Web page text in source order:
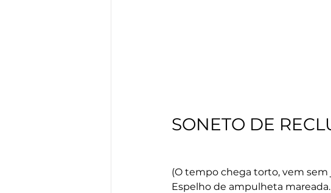
SONETO DE
(O tempo chega torto, vem sem
Espelho de ampulheta mareada.